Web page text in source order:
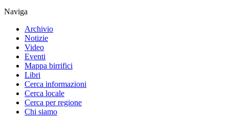
Naviga
Archivio
Notizie
Video
Eventi
Mappa birrifici
Libri
Cerca informazioni
Cerca locale
Cerca per regione
Chi siamo